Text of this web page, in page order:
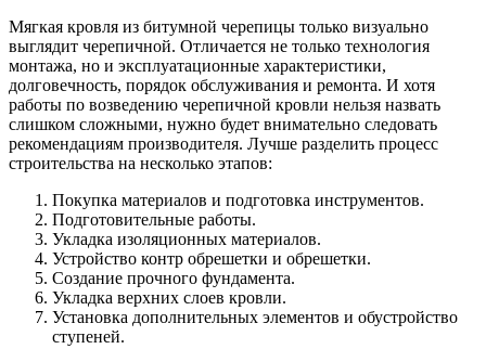
Мягкая кровля из битумной черепицы только визуально
выглядит черепичной. Отличается не только технология
монтажа, но и эксплуатационные характеристики,
долговечность, порядок обслуживания и ремонта. И хотя
работы по возведению черепичной кровли нельзя назвать
слишком сложными, нужно будет внимательно следовать
рекомендациям производителя. Лучше разделить процесс
строительства на несколько этапов:
Покупка материалов и подготовка инструментов.
Подготовительные работы.
Укладка изоляционных материалов.
Устройство контр обрешетки и обрешетки.
Создание прочного фундамента.
Укладка верхних слоев кровли.
Установка дополнительных элементов и обустройство
ступеней.